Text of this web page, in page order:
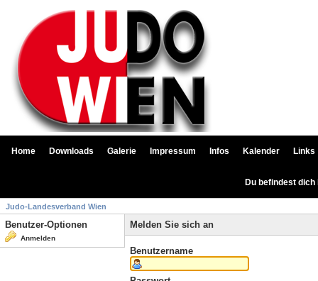
Home Downloads Galerie Impressum Infos Kalender Links
Du befindest
Judo-Landesverband Wien
Benutzer-Optionen
Anmelden
Melden Sie sich an
Benutzername